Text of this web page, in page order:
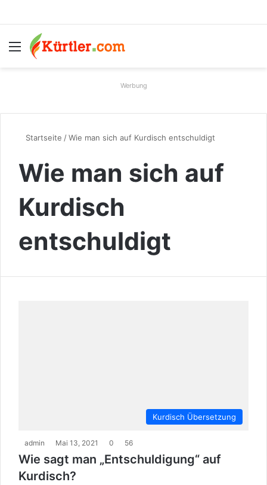
Menü
Werbung
Startseite /Wie man sich auf Kurdisch entschuldigt
Wie man sich auf
Kurdisch
entschuldigt
Kurdisch Übersetzung
admin Mai 13, 2021 0 56
Wie sagt man „Entschuldigung“ auf
Kurdisch?